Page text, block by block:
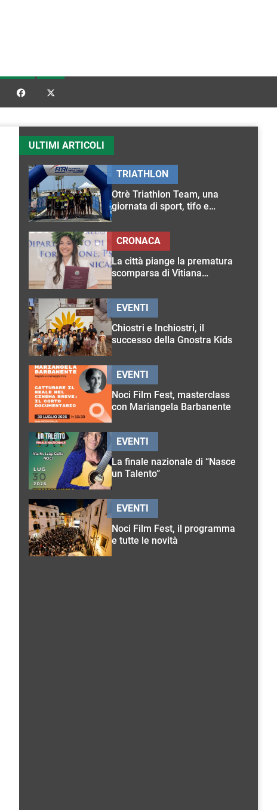
 
ULTIMI ARTICOLI
Otrè Triathlon Team, una
giornata di sport, tifo e
TRIATHLON
La città piange la prematura
scomparsa di Vitiana
CRONACA
Chiostri e Inchiostri, il
successo della Gnostra Kids
EVENTI
Noci Film Fest, masterclass
con Mariangela Barbanente
EVENTI
La finale nazionale di “Nasce
un Talento”
EVENTI
Noci Film Fest, il programma
e tutte le novità
EVENTI